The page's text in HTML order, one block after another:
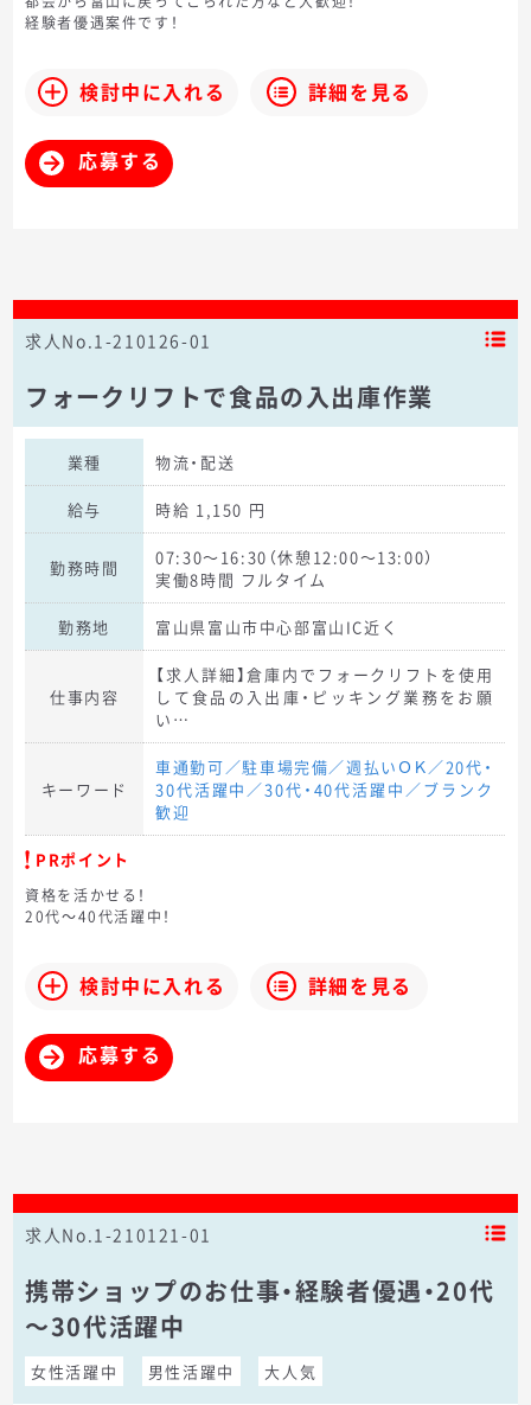
経験者優遇案件です！
検討中に入れる 詳細を見る
応募する
求人No.1-210126-01
フォークリフトで食品の入出庫作業
業種 物流・配送
給与 時給 1,150 円
勤務時間
07:30～16:30（休憩12:00～13:00）
実働8時間 フルタイム
勤務地 富山県富山市中心部富山IC近く
仕事内容
【求人詳細】倉庫内でフォークリフトを使用
して食品の入出庫・ピッキング業務をお願
い…
キーワード
車通勤可／駐車場完備／週払いＯＫ／20代・
30代活躍中／30代・40代活躍中／ブランク
歓迎
PRポイント
資格を活かせる！
20代～40代活躍中！
検討中に入れる 詳細を見る
応募する
求人No.1-210121-01
携帯ショップのお仕事・経験者優遇・20代
～30代活躍中
女性活躍中 男性活躍中 大人気